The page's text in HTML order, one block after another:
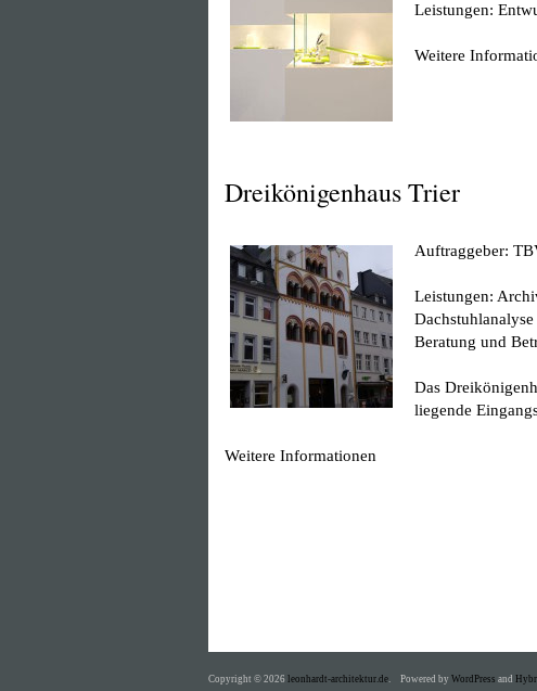
Leistungen:
Weitere
Dreikönigenhaus Trier
Auftraggeber:
Leistungen:
Beratung und
Das
liegende
Weitere Informationen
Copyright © 2026 leonhardt-architektur.de. Powered by WordPress and